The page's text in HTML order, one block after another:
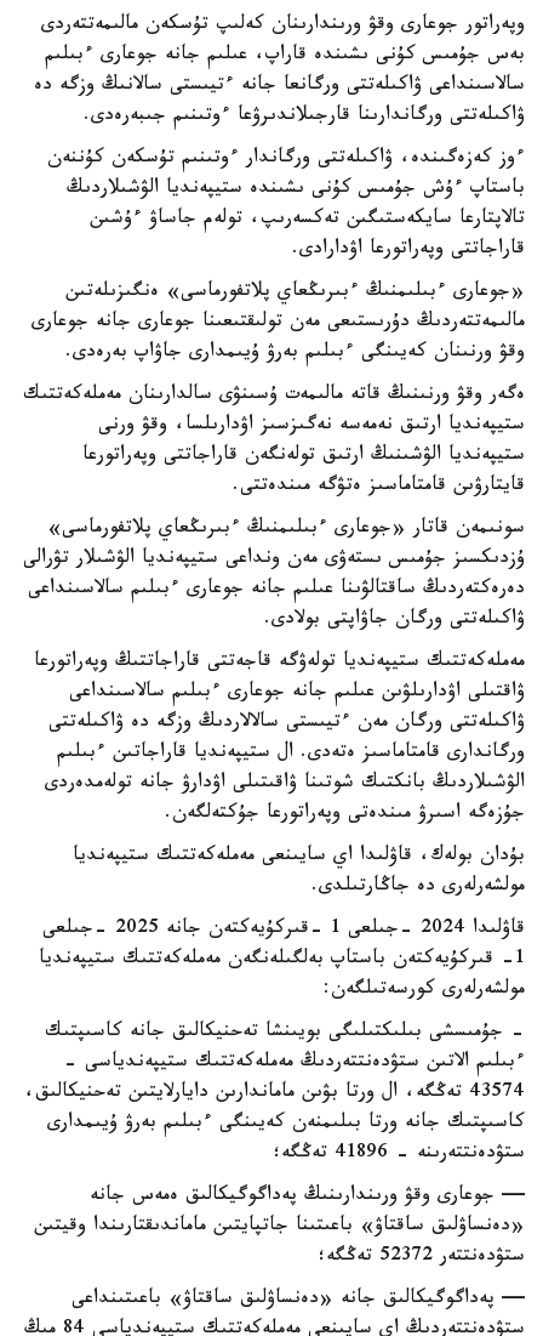
وپەراتور جوعارى وقۋ ورىندارىنان كەلىپ تۇسكەن مالىمەتتەردى
بەس جۇمىس كۇنى ىشىندە قاراپ، عىلىم جانە جوعارى ءبىلىم
سالاسىنداعى ۋاكىلەتتى ورگانعا جانە ءتيىستى سالانىڭ وزگە دە
ۋاكىلەتتى ورگاندارىنا قارجىلاندىرۋعا ءوتىنىم جىبەرەدى.
ءوز كەزەگىندە، ۋاكىلەتتى ورگاندار ءوتىنىم تۇسكەن كۇننەن
باستاپ ءۇش جۇمىس كۇنى ىشىندە ستيپەنديا الۋشىلاردىڭ
تالاپتارعا سايكەستىگىن تەكسەرىپ، تولەم جاساۋ ءۇشىن
قاراجاتتى وپەراتورعا اۋدارادى.
«جوعارى ءبىلىمنىڭ ءبىرىڭعاي پلاتفورماسى» ەنگىزىلەتىن
مالىمەتتەردىڭ دۇرىستىعى مەن تولىقتىعىنا جوعارى جانە جوعارى
وقۋ ورنىنان كەيىنگى ءبىلىم بەرۋ ۇيىمدارى جاۋاپ بەرەدى.
ەگەر وقۋ ورنىنىڭ قاتە مالىمەت ۇسىنۋى سالدارىنان مەملەكەتتىك
ستيپەنديا ارتىق نەمەسە نەگىزسىز اۋدارىلسا، وقۋ ورنى
ستيپەنديا الۋشىنىڭ ارتىق تولەنگەن قاراجاتتى وپەراتورعا
قايتارۋىن قامتاماسىز ەتۋگە مىندەتتى.
سونىمەن قاتار «جوعارى ءبىلىمنىڭ ءبىرىڭعاي پلاتفورماسى»
ۇزدىكسىز جۇمىس ىستەۋى مەن ونداعى ستيپەنديا الۋشىلار تۋرالى
دەرەكتەردىڭ ساقتالۋىنا عىلىم جانە جوعارى ءبىلىم سالاسىنداعى
ۋاكىلەتتى ورگان جاۋاپتى بولادى.
مەملەكەتتىك ستيپەنديا تولەۋگە قاجەتتى قاراجاتتىڭ وپەراتورعا
ۋاقتىلى اۋدارىلۋىن عىلىم جانە جوعارى ءبىلىم سالاسىنداعى
ۋاكىلەتتى ورگان مەن ءتيىستى سالالاردىڭ وزگە دە ۋاكىلەتتى
ورگاندارى قامتاماسىز ەتەدى. ال ستيپەنديا قاراجاتىن ءبىلىم
الۋشىلاردىڭ بانكتىك شوتىنا ۋاقىتىلى اۋدارۋ جانە تولەمدەردى
جۇزەگە اسىرۋ مىندەتى وپەراتورعا جۇكتەلگەن.
بۇدان بولەك، قاۋلىدا اي سايىنعى مەملەكەتتىك ستيپەنديا
مولشەرلەرى دە جاڭارتىلدى.
قاۋلىدا 2024 -جىلعى 1 -قىركۇيەكتەن جانە 2025 -جىلعى
1- قىركۇيەكتەن باستاپ بەلگىلەنگەن مەملەكەتتىك ستيپەنديا
مولشەرلەرى كورسەتىلگەن:
- جۇمىسشى بىلىكتىلىگى بويىنشا تەحنيكالىق جانە كاسىپتىك
ءبىلىم الاتىن ستۋدەنتتەردىڭ مەملەكەتتىك ستيپەندياسى -
43574 تەڭگە، ال ورتا بۋىن ماماندارىن دايارلايتىن تەحنيكالىق،
كاسىپتىك جانە ورتا بىلىمنەن كەيىنگى ءبىلىم بەرۋ ۇيىمدارى
ستۋدەنتتەرىنە - 41896 تەڭگە؛
— جوعارى وقۋ ورىندارىنىڭ پەداگوگيكالىق ەمەس جانە
«دەنساۋلىق ساقتاۋ» باعىتىنا جاتپايتىن ماماندىقتارىندا وقيتىن
ستۋدەنتتەر 52372 تەڭگە؛
— پەداگوگيكالىق جانە «دەنساۋلىق ساقتاۋ» باعىتىنداعى